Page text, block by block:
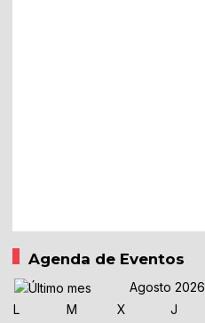
Agenda de Eventos
Agosto 2026
L
M X J